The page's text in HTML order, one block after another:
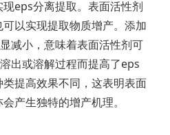
eps分离提取。表面活性剂
以实现提取物质增产。添加
减小，意味着表面活性剂可
出或溶解过程而提高了eps
提高效果不同，这表明表面
产生独特的增产机理。